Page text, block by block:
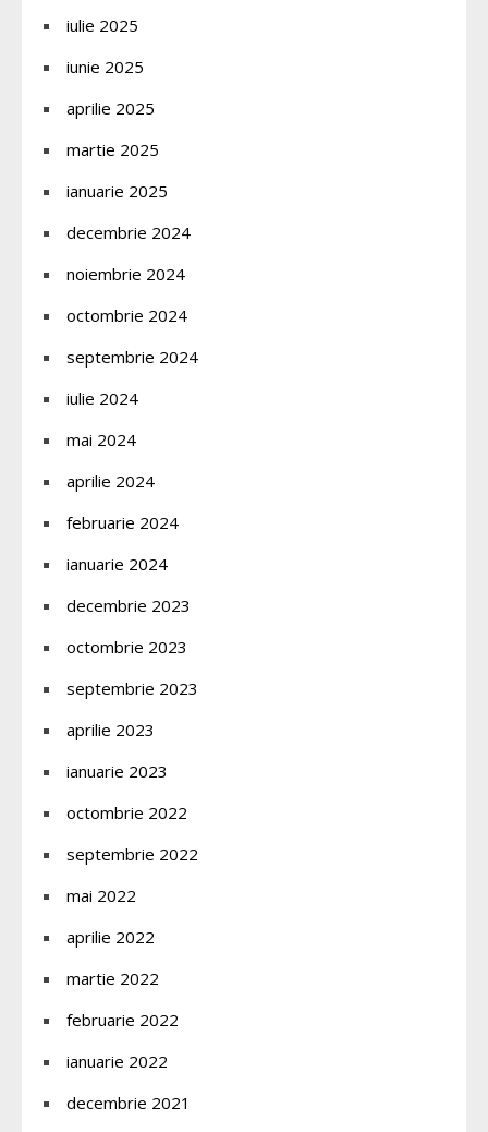
iulie 2025
iunie 2025
aprilie 2025
martie 2025
ianuarie 2025
decembrie 2024
noiembrie 2024
octombrie 2024
septembrie 2024
iulie 2024
mai 2024
aprilie 2024
februarie 2024
ianuarie 2024
decembrie 2023
octombrie 2023
septembrie 2023
aprilie 2023
ianuarie 2023
octombrie 2022
septembrie 2022
mai 2022
aprilie 2022
martie 2022
februarie 2022
ianuarie 2022
decembrie 2021